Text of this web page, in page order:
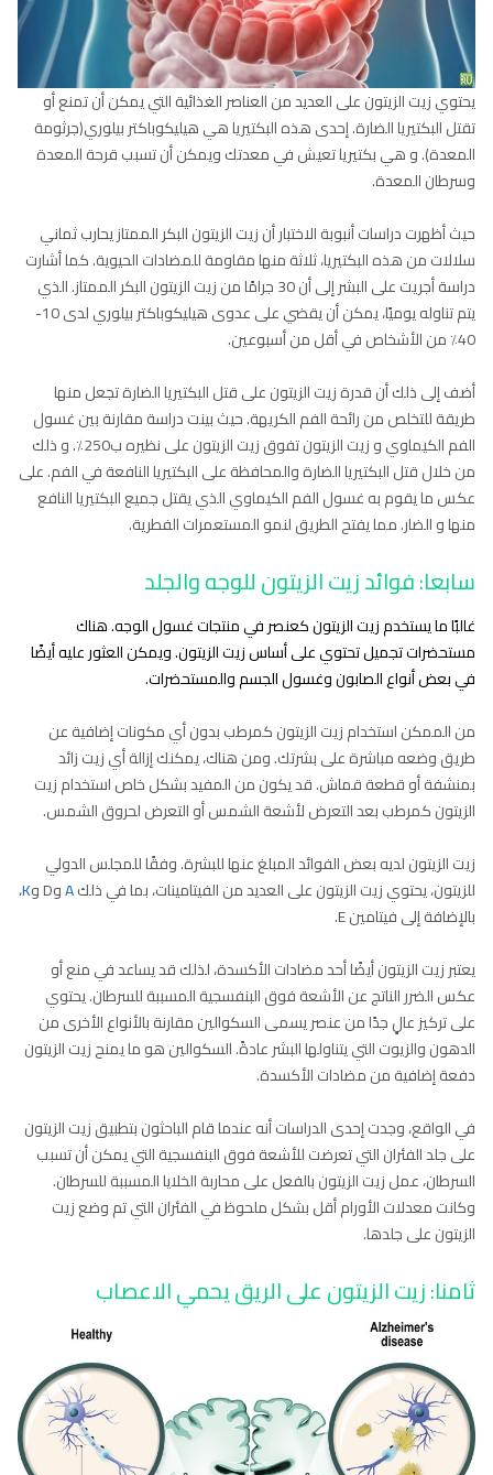
يحتوي زيت الزيتون على العديد من العناصر الغذائية التي يمكن أن تمنع أو
تقتل البكتيريا الضارة. إحدى هذه البكتيريا هي هيليكوباكتر بيلوري(جرثومة
المعدة). و هي بكتيريا تعيش في معدتك ويمكن أن تسبب قرحة المعدة
وسرطان المعدة.
حيث أظهرت دراسات أنبوبة الاختبار أن زيت الزيتون البكر الممتاز يحارب ثماني
سلالات من هذه البكتيريا، ثلاثة منها مقاومة للمضادات الحيوية. كما أشارت
دراسة أجريت على البشر إلى أن 30 جرامًا من زيت الزيتون البكر الممتاز. الذي
يتم تناوله يوميًا، يمكن أن يقضي على عدوى هيليكوباكتر بيلوري لدى 10-
40٪ من الأشخاص في أقل من أسبوعين.
أضف إلى ذلك أن قدرة زيت الزيتون على قتل البكتيريا الضارة تجعل منها
طريقة للتخلص من رائحة الفم الكريهة. حيث بينت دراسة مقارنة بين غسول
الفم الكيماوي و زيت الزيتون تفوق زيت الزيتون على نظيره ب250٪. و ذلك
من خلال قتل البكتيريا الضارة والمحافظة على البكتيريا النافعة في الفم. على
عكس ما يقوم به غسول الفم الكيماوي الذي يقتل جميع البكتيريا النافع
منها و الضار. مما يفتح الطريق لنمو المستعمرات الفطرية.
سابعا: فوائد زيت الزيتون للوجه والجلد
غالبًا ما يستخدم زيت الزيتون كعنصر في منتجات غسول الوجه. هناك
مستحضرات تجميل تحتوي على أساس زيت الزيتون. ويمكن العثور عليه أيضًا
في بعض أنواع الصابون وغسول الجسم والمستحضرات.
من الممكن استخدام زيت الزيتون كمرطب بدون أي مكونات إضافية عن
طريق وضعه مباشرة على بشرتك. ومن هناك، يمكنك إزالة أي زيت زائد
بمنشفة أو قطعة قماش. قد يكون من المفيد بشكل خاص استخدام زيت
الزيتون كمرطب بعد التعرض لأشعة الشمس أو التعرض لحروق الشمس.
زيت الزيتون لديه بعض الفوائد المبلغ عنها للبشرة. وفقًا للمجلس الدولي
للزيتون، يحتوي زيت الزيتون على العديد من الفيتامينات، بما في ذلكAوD و K،
بالإضافة إلى فيتامين E.
يعتبر زيت الزيتون أيضًا أحد مضادات الأكسدة، لذلك قد يساعد في منع أو
عكس الضرر الناتج عن الأشعة فوق البنفسجية المسببة للسرطان. يحتوي
على تركيز عالٍ جدًا من عنصر يسمى السكوالين مقارنة بالأنواع الأخرى من
الدهون والزيوت التي يتناولها البشر عادةً. السكوالين هو ما يمنح زيت الزيتون
دفعة إضافية من مضادات الأكسدة.
في الواقع، وجدت إحدى الدراسات أنه عندما قام الباحثون بتطبيق زيت الزيتون
على جلد الفئران التي تعرضت للأشعة فوق البنفسجية التي يمكن أن تسبب
السرطان، عمل زيت الزيتون بالفعل على محاربة الخلايا المسببة للسرطان.
وكانت معدلات الأورام أقل بشكل ملحوظ في الفئران التي تم وضع زيت
الزيتون على جلدها.
ثامنا: زيت الزيتون على الريقيحمي الاعصاب